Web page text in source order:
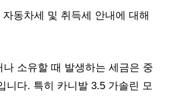
동차세 및 취득세 안내에 대해
나 소유할 때 발생하는 세금은 중
니다. 특히 카니발 3.5 가솔린 모